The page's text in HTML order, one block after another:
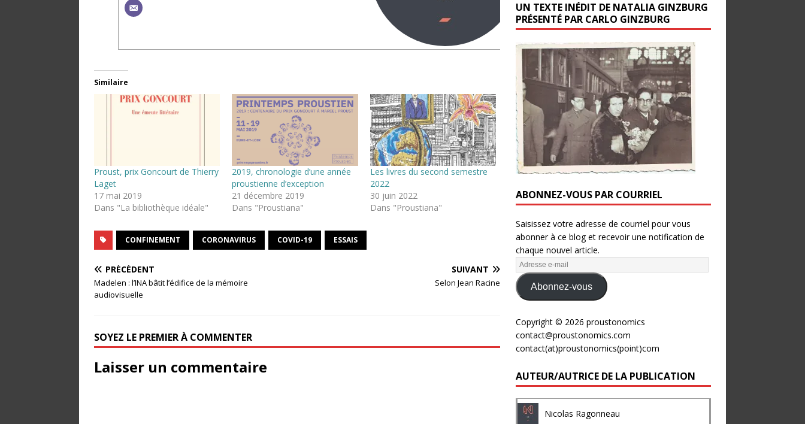
Similaire
Proust, prix Goncourt de Thierry
Laget
17 mai 2019
Dans "La bibliothèque idéale"
2019, chronologie d’une année
proustienne d’exception
21 décembre 2019
Dans "Proustiana"
Les livres du second semestre
2022
30 juin 2022
Dans "Proustiana"
CONFINEMENT CORONAVIRUS COVID-19 ESSAIS
PRÉCÉDENT
Madelen : l’INA bâtit l’édifice de la mémoire
audiovisuelle
SUIVANT
Selon Jean Racine
SOYEZ LE PREMIER À COMMENTER
Laisser un commentaire
UN TEXTE INÉDIT DE NATALIA GINZBURG
PRÉSENTÉ PAR CARLO GINZBURG
ABONNEZ-VOUS PAR COURRIEL
Saisissez votre adresse de courriel pour vous
abonner à ce blog et recevoir une notification de
chaque nouvel article.
Abonnez-vous
Copyright © 2026 proustonomics
contact@proustonomics.com
contact(at)proustonomics(point)com
AUTEUR/AUTRICE DE LA PUBLICATION
Nicolas Ragonneau